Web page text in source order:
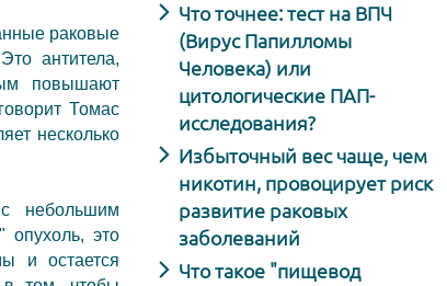
раковые
антитела,
повышают
Томас
несколько
небольшим
опухоль, это
и остается
Что точнее: тест на ВПЧ
(Вирус Папилломы
Человека) или
цитологические ПАП-
исследования?
Избыточный вес чаще, чем
никотин, провоцирует риск
развитие раковых
заболеваний
Что такое "пищевод